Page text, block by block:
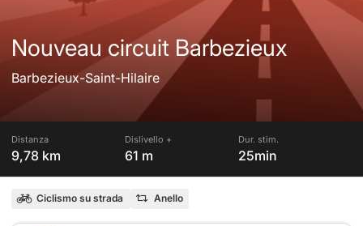
Nouveau circuit Barbezieux
Barbezieux-Saint-Hilaire
Distanza
9,78 km
Dislivello +
61 m
Dur. stim.
25min
Ciclismo su strada Anello